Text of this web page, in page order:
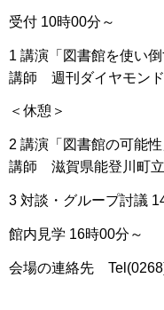
受付 10時00分～
1 講演「図書館を使い
講師 週刊ダイヤモン
＜休憩＞
2 講演「図書館の可能
講師 滋賀県能登川町
3 対談・グループ討議
館内見学 16時00分～
会場の連絡先